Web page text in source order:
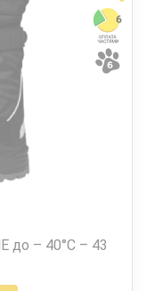
до – 40°С – 43